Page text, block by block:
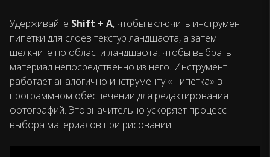
Удерживайте Shift + A, чтобы включить инструмент
пипетки для слоев текстур ландшафта, а затем
щелкните по области ландшафта, чтобы выбрать
материал непосредственно из него. Инструмент
работает аналогично инструменту «Пипетка» в
программном обеспечении для редактирования
фотографий. Это значительно ускоряет процесс
выбора материалов при рисовании.